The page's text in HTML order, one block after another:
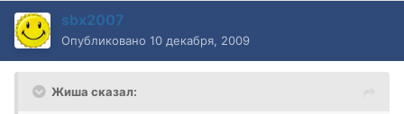
sbx2007
Опубликовано 10 декабря, 2009
Жиша сказал: